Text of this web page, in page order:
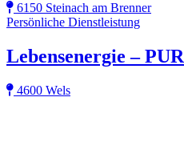
6150 Steinach am Brenner
Persönliche Dienstleistung
Lebensenergie – PUR
4600 Wels